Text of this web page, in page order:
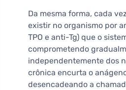
Da mesma forma, cada
existir no organismo por
TPO e anti-Tg) que o
comprometendo
independentemente dos
crônica encurta o
desencadeando a